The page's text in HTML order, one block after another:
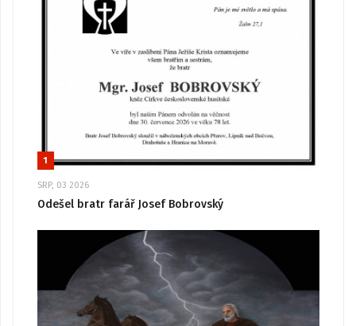
1
SRP, 03 2026
Odešel bratr farář Josef Bobrovský